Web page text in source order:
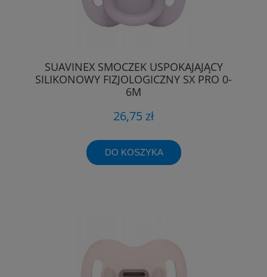
SUAVINEX SMOCZEK USPOKAJAJĄCY
SILIKONOWY FIZJOLOGICZNY SX PRO 0-
6M
26,75 zł
DO KOSZYKA